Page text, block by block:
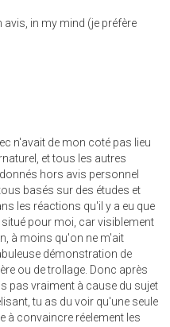
avis, in my mind (je préfère
n'avait de mon coté pas lieu
et tous les autres
hors avis personnel
basés sur des études et
les réactions qu'il y a eu que
situé pour moi, car visiblement
à moins qu'on ne m'ait
démonstration de
ou de trollage. Donc après
pas vraiment à cause du sujet
tu as du voir qu'une seule
à convaincre réelement les